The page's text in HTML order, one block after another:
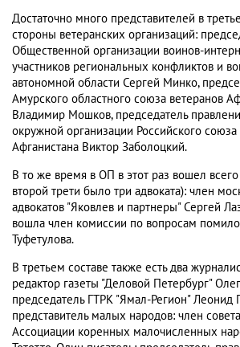
Достаточно много представителей в
стороны ветеранских организаций:
Общественной организации воинов-
участников региональных конфликтов и
автономной области Сергей Минко,
Амурского областного союза ветеранов
Владимир Мошков, председатель
окружной организации Российского союза
Афганистана Виктор Заболоцкий.
В то же время в ОП в этот раз вошел
второй трети было три адвоката): член
адвокатов "Яковлев и партнеры" Сергей
вошла член комиссии по вопросам
Туфетулова.
В третьем составе также есть два
редактор газеты "Деловой Петербург"
председатель ГТРК "Ямал-Регион" Леонид
представитель малых народов: член
Ассоциации коренных малочисленных